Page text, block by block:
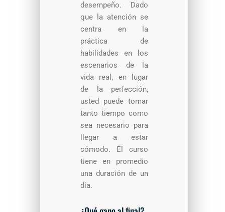
desempeño. Dado
que la atención se
centra en la
práctica de
habilidades en los
escenarios de la
vida real, en lugar
de la perfección,
usted puede tomar
tanto tiempo como
sea necesario para
llegar a estar
cómodo. El curso
tiene en promedio
una duración de un
día.